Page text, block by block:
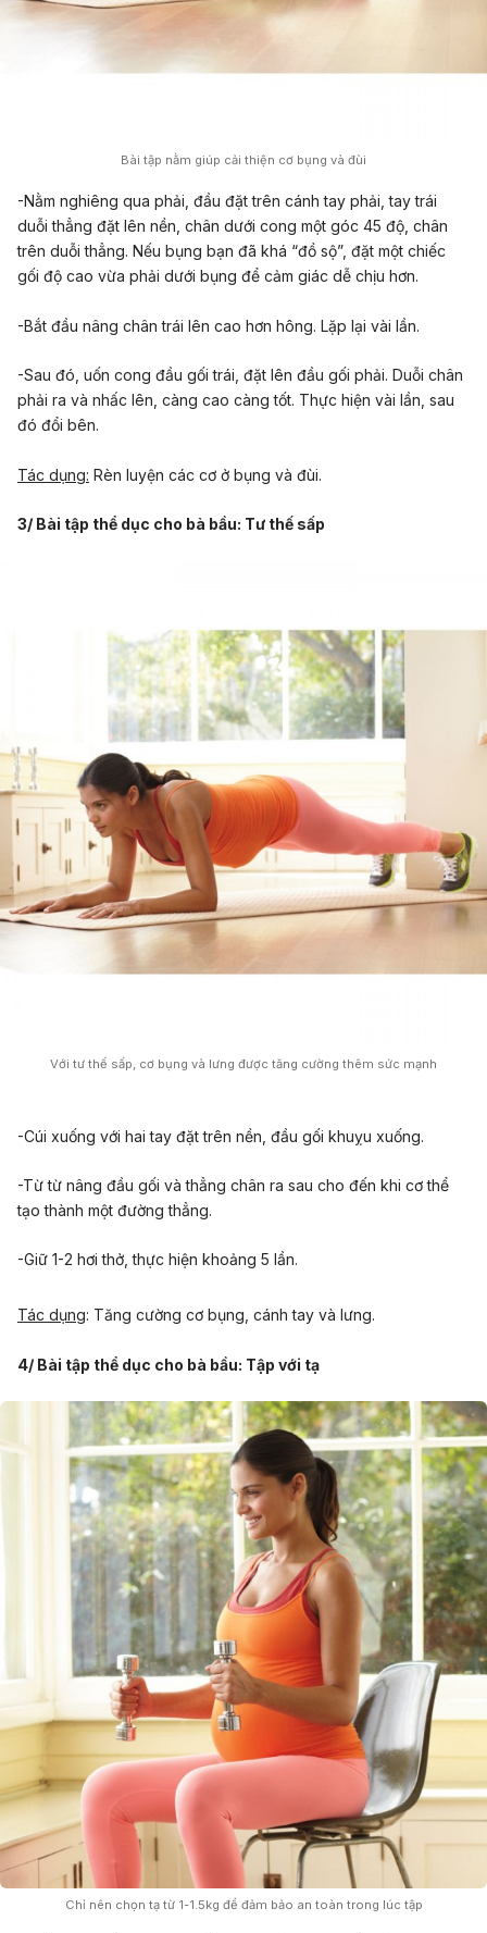
Bài tập nằm giúp cải thiện cơ bụng và đùi
-Nằm nghiêng qua phải, đầu đặt trên cánh tay phải, tay trái
duỗi thẳng đặt lên nền, chân dưới cong một góc 45 độ, chân
trên duỗi thẳng. Nếu bụng bạn đã khá “đồ sộ”, đặt một chiếc
gối độ cao vừa phải dưới bụng để cảm giác dễ chịu hơn.
-Bắt đầu nâng chân trái lên cao hơn hông. Lặp lại vài lần.
-Sau đó, uốn cong đầu gối trái, đặt lên đầu gối phải. Duỗi chân
phải ra và nhấc lên, càng cao càng tốt. Thực hiện vài lần, sau
đó đổi bên.
Tác dụng: Rèn luyện các cơ ở bụng và đùi.
3/ Bài tập thể dục cho bà bầu: Tư thế sấp
Với tư thế sấp, cơ bụng và lưng được tăng cường thêm sức mạnh
-Cúi xuống với hai tay đặt trên nền, đầu gối khuỵu xuống.
-Từ từ nâng đầu gối và thẳng chân ra sau cho đến khi cơ thể
tạo thành một đường thẳng.
-Giữ 1-2 hơi thở, thực hiện khoảng 5 lần.
Tác dụng: Tăng cường cơ bụng, cánh tay và lưng.
4/ Bài tập thể dục cho bà bầu: Tập với tạ
Chỉ nên chọn tạ từ 1-1.5kg để đảm bảo an toàn trong lúc tập